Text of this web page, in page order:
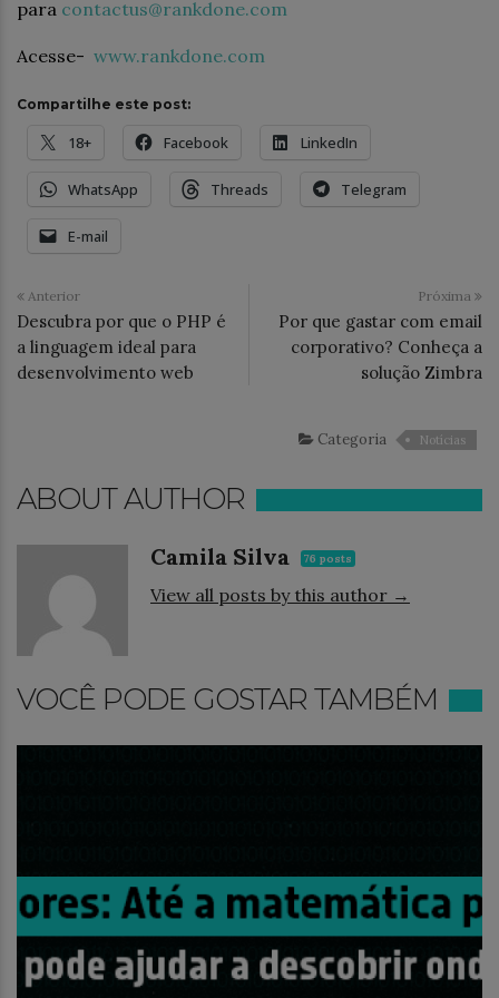
para contactus@rankdone.com
Acesse- www.rankdone.com
Compartilhe este post:
18+ Facebook LinkedIn
WhatsApp Threads Telegram
E-mail
Anterior
Descubra por que o PHP é
a linguagem ideal para
desenvolvimento web
Próxima
Por que gastar com email
corporativo? Conheça a
solução Zimbra
Categoria Notícias
ABOUT AUTHOR
Camila Silva 76 posts
View all posts by this author →
VOCÊ PODE GOSTAR TAMBÉM